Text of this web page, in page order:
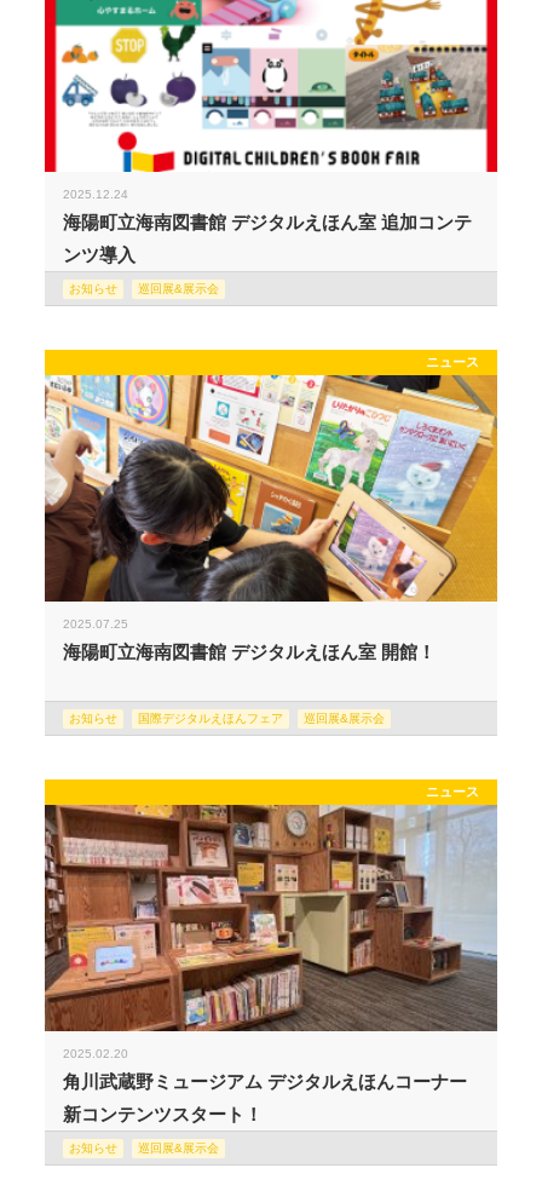
2025.12.24
海陽町立海南図書館 デジタルえほん室 追加コンテ
ンツ導入
お知らせ 巡回展&展示会
ニュース
2025.07.25
海陽町立海南図書館 デジタルえほん室 開館！
お知らせ 国際デジタルえほんフェア 巡回展&展示会
ニュース
2025.02.20
角川武蔵野ミュージアム デジタルえほんコーナー
新コンテンツスタート！
お知らせ 巡回展&展示会